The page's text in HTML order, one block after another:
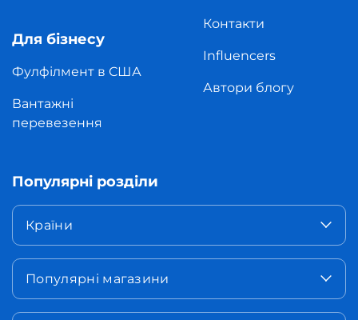
Для бізнесу
Фулфілмент в США
Вантажні
перевезення
Контакти
Influencers
Автори блогу
Популярні розділи
Країни
Популярні магазини